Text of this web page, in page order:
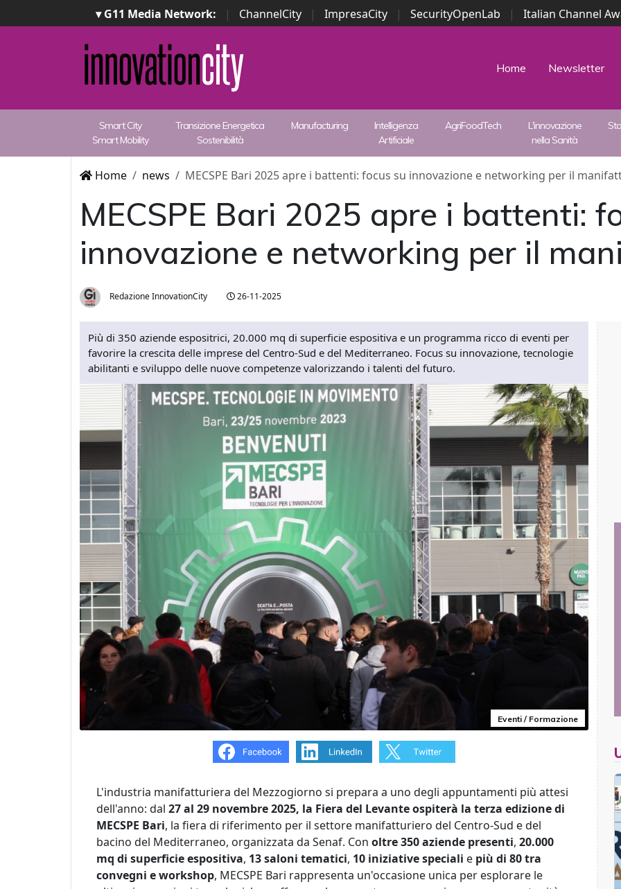
▾ G11 Media Network: | ChannelCity | ImpresaCity | SecurityOpenLab | Italian Channel
Security Awards | ...
Home Newsletter
Smart City
Smart Mobility
Transizione Energetica
Sostenibilità
Manufacturing
Intelligenza
Artificiale
AgriFoodTech
L'innovazione
nella Sanità
Home news MECSPE Bari 2025 apre i battenti: focus su innovazione e networking per il
MECSPE Bari 2025 apre i battenti:
innovazione e networking per il
Redazione InnovationCity 26-11-2025
Più di 350 aziende espositrici, 20.000 mq di superficie espositiva e un programma ricco di eventi per
favorire la crescita delle imprese del Centro-Sud e del Mediterraneo. Focus su innovazione, tecnologie
abilitanti e sviluppo delle nuove competenze valorizzando i talenti del futuro.
Eventi / Formazione
L'industria manifatturiera del Mezzogiorno si prepara a uno degli appuntamenti più attesi
dell'anno: dal 27 al 29 novembre 2025, la Fiera del Levante ospiterà la terza edizione di
MECSPE Bari, la fiera di riferimento per il settore manifatturiero del Centro-Sud e del
bacino del Mediterraneo, organizzata da Senaf. Con oltre 350 aziende presenti, 20.000
mq di superficie espositiva, 13 saloni tematici, 10 iniziative speciali e più di 80 tra
convegni e workshop, MECSPE Bari rappresenta un'occasione unica per esplorare le